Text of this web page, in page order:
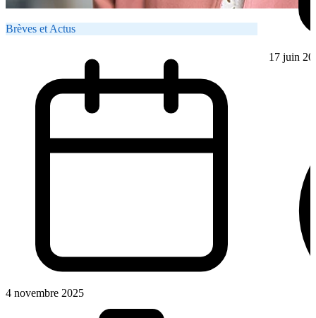
Brèves et Actus
4 novembre 2025
17 juin